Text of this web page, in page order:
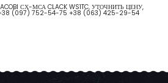
СХ-МСА CLACK WS1TC, УТОЧНИТЬ ЦЕНУ,
(097) 752-54-75 +38 (063) 425-29-54